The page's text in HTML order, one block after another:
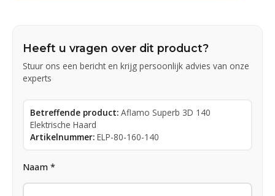
Heeft u vragen over dit product?
Stuur ons een bericht en krijg persoonlijk advies van onze
experts
Betreffende product: Aflamo Superb 3D 140
Elektrische Haard
Artikelnummer: ELP-80-160-140
Naam *